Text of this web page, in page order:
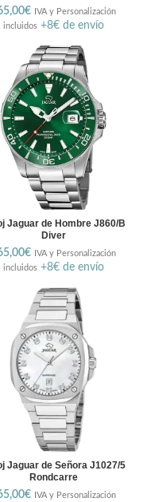
€
IVA y Personalización
incluidos +8€ de envío
Jaguar de Hombre J860/B
Diver
€
IVA y Personalización
incluidos +8€ de envío
Jaguar de Señora J1027/5
Rondcarre
€ IVA y Personalización